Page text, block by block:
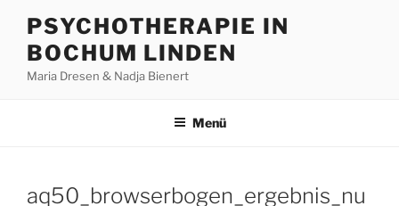
Inhalt
springen
PSYCHOTHERAPIE IN
BOCHUM LINDEN
Maria Dresen & Nadja Bienert
Menü
aq50_browserbogen_ergebnis_nu